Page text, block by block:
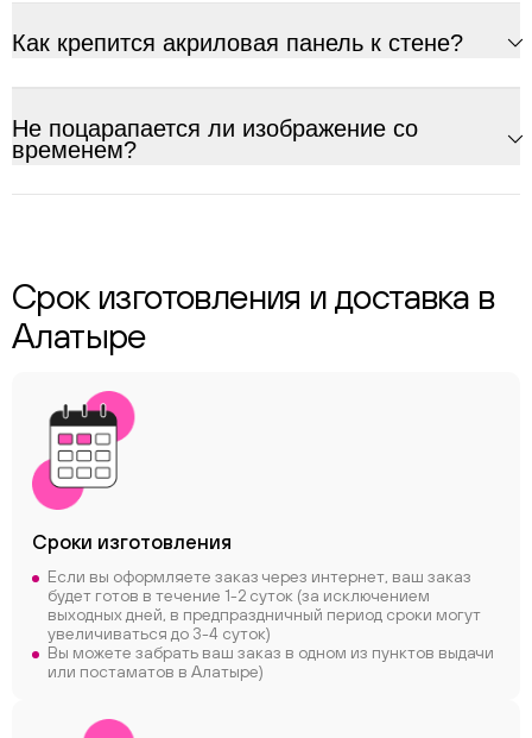
Как крепится акриловая панель к стене?
Не поцарапается ли изображение со
временем?
Срок изготовления и доставка в
Алатыре
Сроки изготовления
Если вы оформляете заказ через интернет, ваш заказ
будет готов в течение 1-2 суток (за исключением
выходных дней, в предпраздничный период сроки могут
увеличиваться до 3-4 суток)
Вы можете забрать ваш заказ в одном из пунктов выдачи
или постаматов в Алатыре)